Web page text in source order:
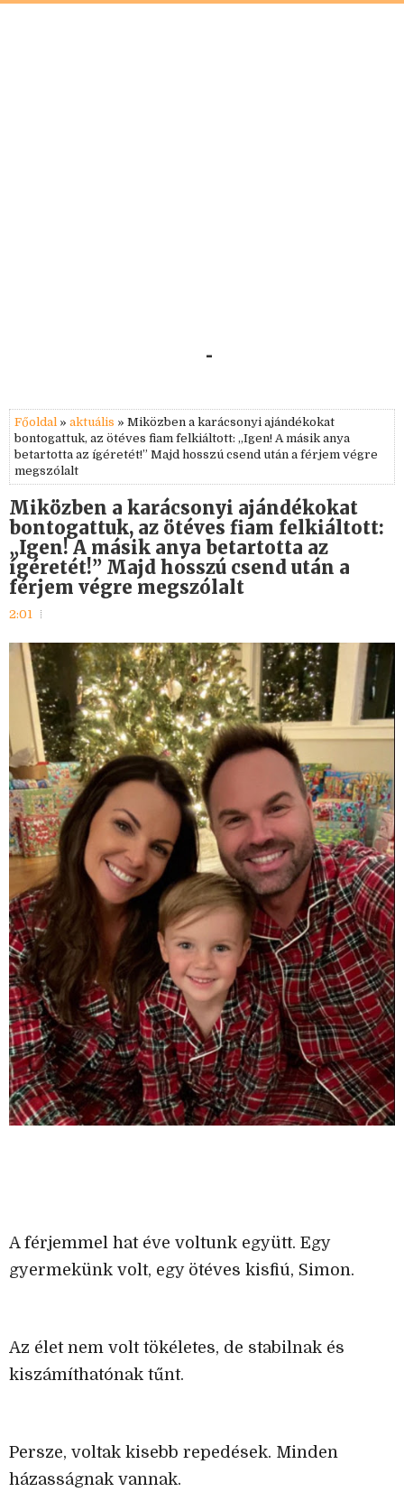
-
Főoldal » aktuális » Miközben a karácsonyi ajándékokat
bontogattuk, az ötéves fiam felkiáltott: „Igen! A másik anya
betartotta az ígéretét!” Majd hosszú csend után a férjem végre
megszólalt
Miközben a karácsonyi ajándékokat
bontogattuk, az ötéves fiam felkiáltott:
„Igen! A másik anya betartotta az
ígéretét!” Majd hosszú csend után a
férjem végre megszólalt
2:01
A férjemmel hat éve voltunk együtt. Egy
gyermekünk volt, egy ötéves kisfiú, Simon.
Az élet nem volt tökéletes, de stabilnak és
kiszámíthatónak tűnt.
Persze, voltak kisebb repedések. Minden
házasságnak vannak.